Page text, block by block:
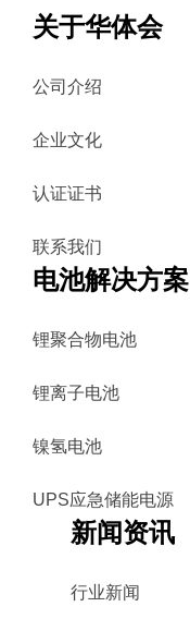
关于华体会
公司介绍
企业文化
认证证书
联系我们
电池解决方案
锂聚合物电池
锂离子电池
镍氢电池
UPS应急储能电源
新闻资讯
行业新闻